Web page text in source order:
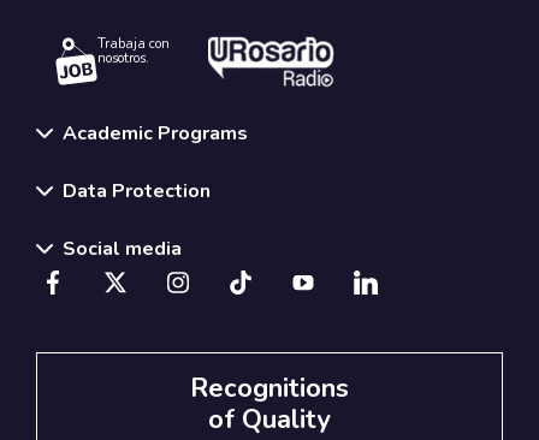
Trabaja con
nosotros.
Academic Programs
Data Protection
Social media
Recognitions
of Quality